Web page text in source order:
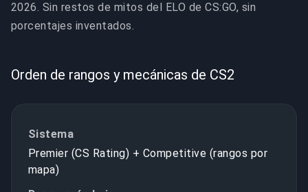
2026. Sin restos de mitos del ELO de CS:GO, sin
porcentajes inventados.
Orden de rangos y mecánicas de CS2
Sistema
Premier (CS Rating) + Competitive (rangos por
mapa)